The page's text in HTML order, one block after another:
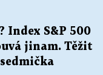
Index S&P 500
jinam. Těžit